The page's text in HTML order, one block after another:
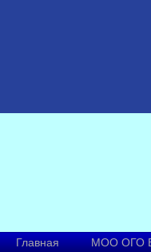
Главная МОО ОГО